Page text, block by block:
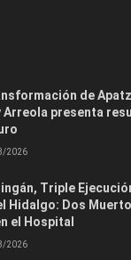
de
Arreola presenta
2026
Triple
Hidalgo: Dos
el Hospital
2026